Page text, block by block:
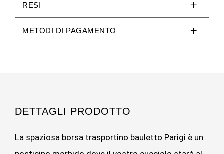
RESI
METODI DI PAGAMENTO
DETTAGLI PRODOTTO
La spaziosa borsa trasportino bauletto Parigi è un